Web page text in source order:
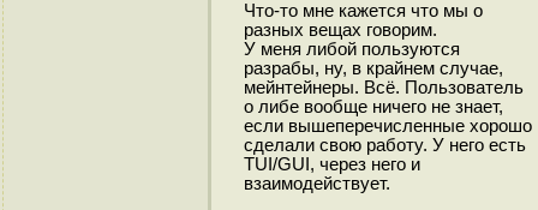
Что-то мне кажется что мы о
разных вещах говорим.
У меня либой пользуются
разрабы, ну, в крайнем случае,
мейнтейнеры. Всё. Пользователь
о либе вообще ничего не знает,
если вышеперечисленные хорошо
сделали свою работу. У него есть
TUI/GUI, через него и
взаимодействует.